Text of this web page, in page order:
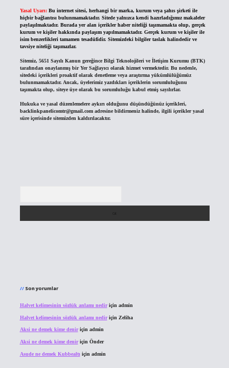
Yasal Uyarı: Bu internet sitesi, herhangi bir marka, kurum veya şahıs şirketi ile
hiçbir bağlantısı bulunmamaktadır. Sitede yalnızca kendi hazırladığımız makaleler
paylaşılmaktadır. Burada yer alan içerikler haber niteliği taşımamakta olup, gerçek
kurum ve kişiler hakkında paylaşım yapılmamaktadır. Gerçek kurum ve kişiler ile
isim benzerlikleri tamamen tesadüfidir. Sitemizdeki bilgiler taslak halindedir ve
tavsiye niteliği taşımazlar.
Sitemiz, 5651 Sayılı Kanun gereğince Bilgi Teknolojileri ve İletişim Kurumu (BTK)
tarafından onaylanmış bir Yer Sağlayıcı olarak hizmet vermektedir. Bu nedenle,
sitedeki içerikleri proaktif olarak denetleme veya araştırma yükümlülüğümüz
bulunmamaktadır. Ancak, üyelerimiz yazdıkları içeriklerin sorumluluğunu
taşımakta olup, siteye üye olarak bu sorumluluğu kabul etmiş sayılırlar.
Hukuka ve yasal düzenlemelere aykırı olduğunu düşündüğünüz içerikleri,
backlinkpanelicomtr@gmail.comadresine bildirmeniz halinde, ilgili içerikler yasal
süre içerisinde sitemizden kaldırılacaktır.
Son yorumlar
Halvet kelimesinin sözlük anlamı nediriçin admin
Halvet kelimesinin sözlük anlamı nediriçin Zeliha
Aksi ne demek kime deniriçin admin
Aksi ne demek kime deniriçin Önder
Asude ne demek Kubbealtı için admin